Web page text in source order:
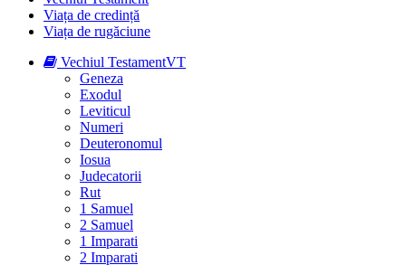
Viața de credință
Viața de rugăciune
Vechiul TestamentVT
Geneza
Exodul
Leviticul
Numeri
Deuteronomul
Iosua
Judecatorii
Rut
1 Samuel
2 Samuel
1 Imparati
2 Imparati